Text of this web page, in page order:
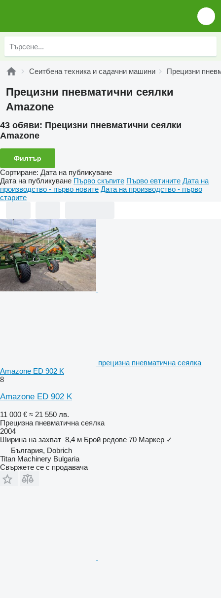
Сеитбена техника и садачни машини Прецизни
Прецизни пневматични сеялки
Amazone
43 обяви: Прецизни пневматични сеялки
Amazone
Филтър
Сортиране: Дата на публикуване
Дата на публикуване Първо скъпите Първо евтините Дата на
производство - първо новите Дата на производство - първо
старите
прецизна пневматична сеялка
Amazone ED 902 K
8
Amazone ED 902 K
11 000 € ≈ 21 550 лв.
Прецизна пневматична сеялка
2004
Ширина на захват 8,4 м Брой редове 70 Маркер ✓
България, Dobrich
Titan Machinery Bulgaria
Свържете се с продавача